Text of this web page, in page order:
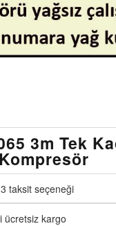
3m Tek
taksit seçeneği
ücretsiz kargo